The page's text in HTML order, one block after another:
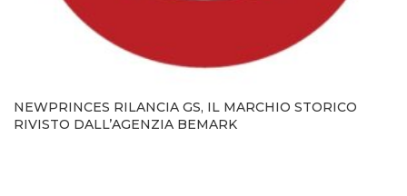
NEWPRINCES RILANCIA GS, IL MARCHIO STORICO
RIVISTO DALL’AGENZIA BEMARK